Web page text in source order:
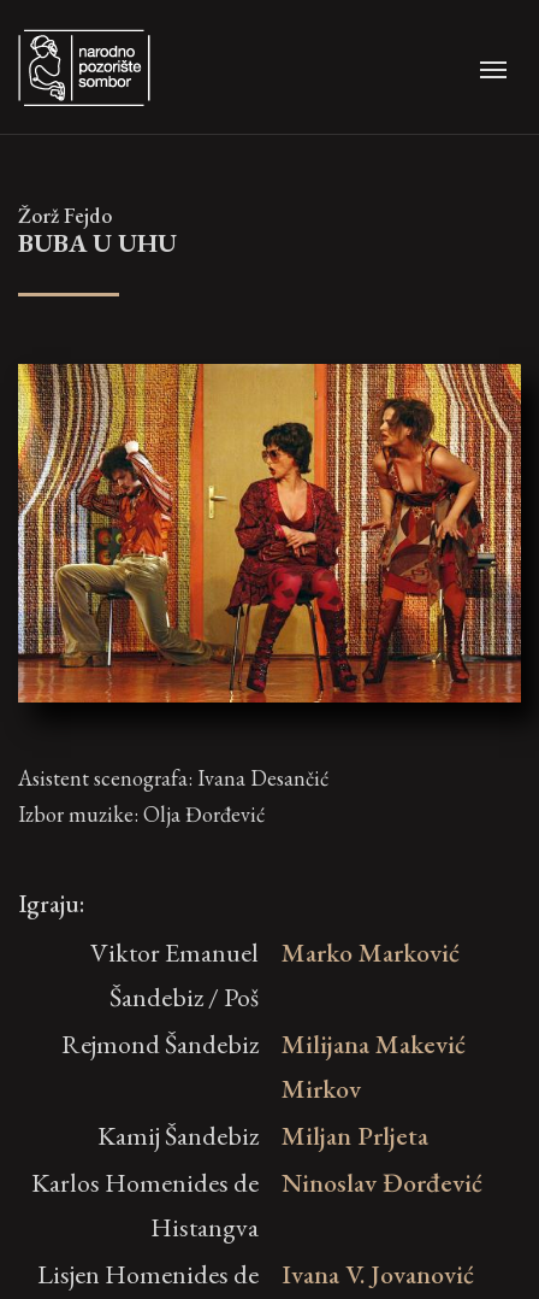
Žorž Fejdo
BUBA U UHU
Asistent scenografa: Ivana Desančić
Izbor muzike: Olja Đorđević
Igraju:
Viktor Emanuel
Šandebiz / Poš
Marko Marković
Rejmond Šandebiz
Milijana Makević
Mirkov
Kamij Šandebiz
Miljan Prljeta
Karlos Homenides de
Histangva
Ninoslav Đorđević
Lisjen Homenides de
Ivana V. Jovanović